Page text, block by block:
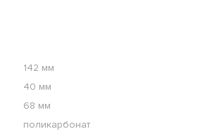
142 мм
40 мм
68 мм
поликарбонат